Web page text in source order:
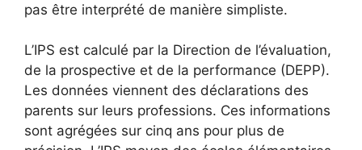
pas être interprété de manière simpliste.
L’IPS est calculé par la Direction de l’évaluation,
de la prospective et de la performance (DEPP).
Les données viennent des déclarations des
parents sur leurs professions. Ces informations
sont agrégées sur cinq ans pour plus de